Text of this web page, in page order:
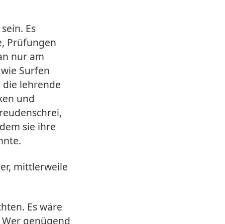
Es
Prüfungen
nur am
Surfen
lehrende
und
sie ihre
mittlerweile
Es wäre
genügend